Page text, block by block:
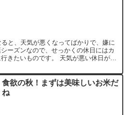
と、天気が悪くなってばかりで、嫌に
ーズンなので、せっかくの休日にはカ
きたいものです。 天気が悪い休日が続
食欲の秋！まずは美味しいお米だ
ね